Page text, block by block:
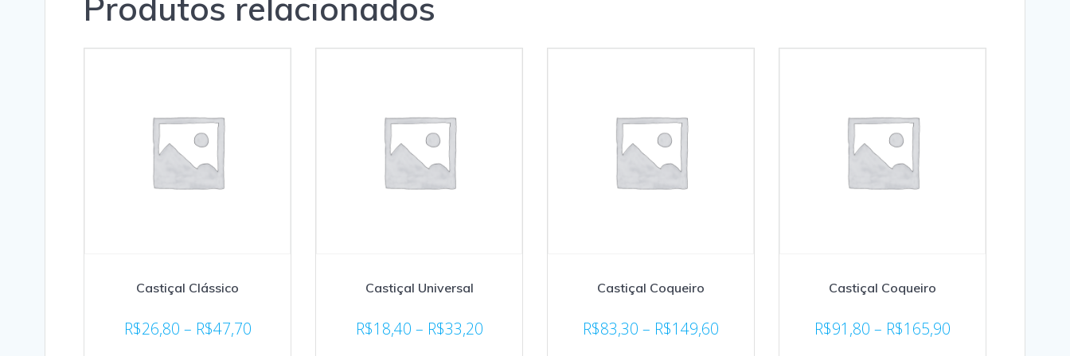
Castiçal Clássico
R$26,80 – R$47,70
Castiçal Universal
R$18,40 – R$33,20
Castiçal Coqueiro
R$83,30 – R$149,60
Castiçal Coqueiro
R$91,80 – R$165,90